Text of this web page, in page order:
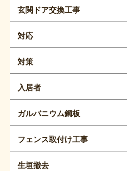
玄関ドア交換工事
対応
対策
入居者
ガルバニウム鋼板
フェンス取付け工事
生垣撤去